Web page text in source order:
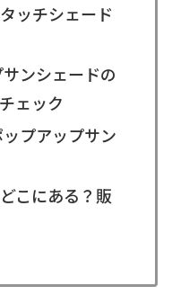
ッチシェード
ンシェードの
ェック
プアップサン
こにある？販